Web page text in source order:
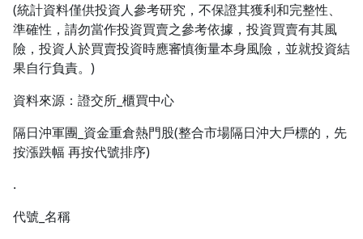
(統計資料僅供投資人參考研究，不保證其獲利和完整性、
準確性，請勿當作投資買賣之參考依據，投資買賣有其風
險，投資人於買賣投資時應審慎衡量本身風險，並就投資結
果自行負責。)
資料來源：證交所_櫃買中心
隔日沖軍團_資金重倉熱門股(整合市場隔日沖大戶標的，先
按漲跌幅 再按代號排序)
.
代號_名稱
1.0x